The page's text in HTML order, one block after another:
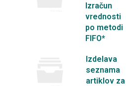
Izračun
vrednosti
po metodi
FIFO*
Izdelava
seznama
artiklov za